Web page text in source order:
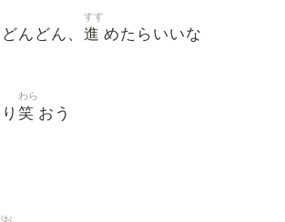
んどん、 進
すす
めたらいいな
笑
わら
おう
お